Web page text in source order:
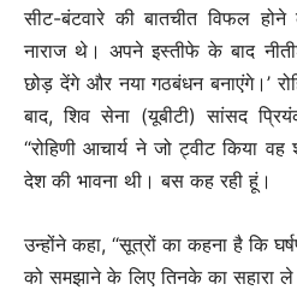
सीट-बंटवारे की बातचीत विफल
नाराज थे। अपने इस्तीफे के बाद
छोड़ देंगे और नया गठबंधन बनाएंगे।’
बाद, शिव सेना (यूबीटी) सांसद
“रोहिणी आचार्य ने जो ट्वीट किया
देश की भावना थी। बस कह रही हूं।
उन्होंने कहा, “सूत्रों का कहना है कि
को समझाने के लिए तिनके का सहारा ले